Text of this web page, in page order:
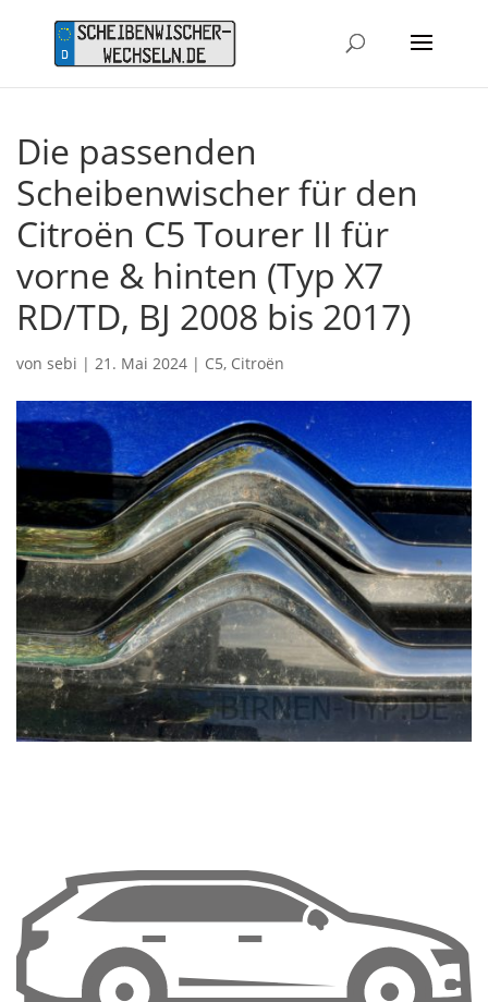
Die passenden
Scheibenwischer für den
Citroën C5 Tourer II für
vorne & hinten (Typ X7
RD/TD, BJ 2008 bis 2017)
von sebi | 21. Mai 2024 | C5, Citroën